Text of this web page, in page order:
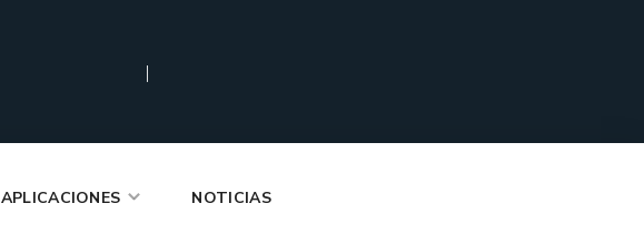
|
APLICACIONES NOTICIAS